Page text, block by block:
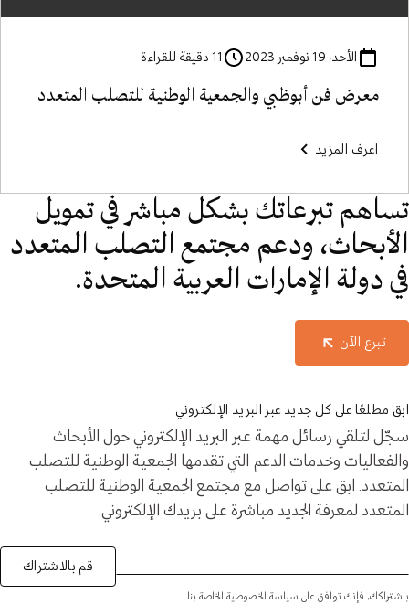
الأحد، 19 نوفمبر 2023 11 دقيقة للقراءة
معرض فن أبوظبي والجمعية الوطنية للتصلب المتعدد
اعرف المزيد
تساهم تبرعاتك بشكل مباشر في تمويل
الأبحاث، ودعم مجتمع التصلب المتعدد
في دولة الإمارات العربية المتحدة.
تبرع الآن
ابق مطلعًا على كل جديد عبر البريد الإلكتروني
سجّل لتلقي رسائل مهمة عبر البريد الإلكتروني حول الأبحاث
والفعاليات وخدمات الدعم التي تقدمها الجمعية الوطنية للتصلب
المتعدد. ابق على تواصل مع مجتمع الجمعية الوطنية للتصلب
المتعدد لمعرفة الجديد مباشرة على بريدك الإلكتروني.
باشتراكك، فإنك توافق على سياسة الخصوصية الخاصة بنا.
قم بالاشتراك